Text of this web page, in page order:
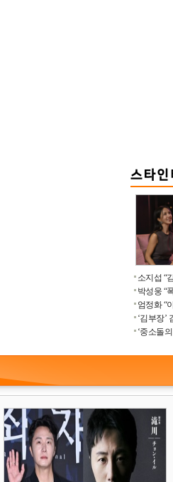
소지섭 “
박성웅 “
엄정화 “
‘김부장’
‘중소돌